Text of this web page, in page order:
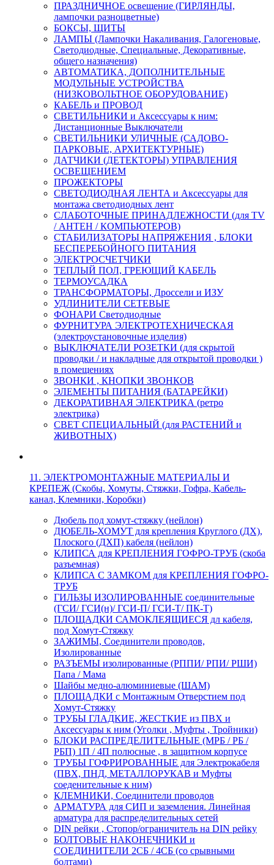
ПРАЗДНИЧНОЕ освещение (ГИРЛЯНДЫ,
лампочки разноцветные)
БОКСЫ, ЩИТЫ
ЛАМПЫ (Лампочки Накаливания, Галогеновые,
Светодиодные, Специальные, Декоративные,
общего назначения)
АВТОМАТИКА, ДОПОЛНИТЕЛЬНЫЕ
МОДУЛЬНЫЕ УСТРОЙСТВА
(НИЗКОВОЛЬТНОЕ ОБОРУДОВАНИЕ)
КАБЕЛЬ и ПРОВОД
СВЕТИЛЬНИКИ и Аксессуары к ним:
Дистанционные Выключатели
СВЕТИЛЬНИКИ УЛИЧНЫЕ (САДОВО-
ПАРКОВЫЕ, АРХИТЕКТУРНЫЕ)
ДАТЧИКИ (ДЕТЕКТОРЫ) УПРАВЛЕНИЯ
ОСВЕЩЕНИЕМ
ПРОЖЕКТОРЫ
СВЕТОДИОДНАЯ ЛЕНТА и Аксессуары для
монтажа светодиодных лент
СЛАБОТОЧНЫЕ ПРИНАДЛЕЖНОСТИ (для TV
/ АНТЕН / КОМПЬЮТЕРОВ)
СТАБИЛИЗАТОРЫ НАПРЯЖЕНИЯ , БЛОКИ
БЕСПЕРЕБОЙНОГО ПИТАНИЯ
ЭЛЕКТРОСЧЕТЧИКИ
ТЕПЛЫЙ ПОЛ, ГРЕЮЩИЙ КАБЕЛЬ
ТЕРМОУСАДКА
ТРАНСФОРМАТОРЫ, Дроссели и ИЗУ
УДЛИНИТЕЛИ СЕТЕВЫЕ
ФОНАРИ Светодиодные
ФУРНИТУРА ЭЛЕКТРОТЕХНИЧЕСКАЯ
(электроустановочные изделия)
ВЫКЛЮЧАТЕЛИ РОЗЕТКИ (для скрытой
проводки / и накладные для открытой проводки )
в помещениях
ЗВОНКИ , КНОПКИ ЗВОНКОВ
ЭЛЕМЕНТЫ ПИТАНИЯ (БАТАРЕЙКИ)
ДЕКОРАТИВНАЯ ЭЛЕКТРИКА (ретро
электрика)
СВЕТ СПЕЦИАЛЬНЫЙ (для РАСТЕНИЙ и
ЖИВОТНЫХ)
11. ЭЛЕКТРОМОНТАЖНЫЕ МАТЕРИАЛЫ И
КРЕПЕЖ (Скобы, Хомуты, Стяжки, Гофра, Кабель-
канал, Клемники, Коробки)
Дюбель под хомут-стяжку (нейлон)
ДЮБЕЛЬ-ХОМУТ для крепления Круглого (ДХ),
Плоского (ДХП) кабеля (нейлон)
КЛИПСА для КРЕПЛЕНИЯ ГОФРО-ТРУБ (скоба
разъемная)
КЛИПСА С ЗАМКОМ для КРЕПЛЕНИЯ ГОФРО-
ТРУБ
ГИЛЬЗЫ ИЗОЛИРОВАННЫЕ соединительные
(ГСИ/ ГСИ(н)/ ГСИ-П/ ГСИ-Т/ ПК-Т)
ПЛОЩАДКИ САМОКЛЕЯЩИЕСЯ дл кабеля,
под Хомут-Стяжку
ЗАЖИМЫ, Соединители проводов,
Изолированные
РАЗЪЕМЫ изолированные (РППИ/ РПИ/ РШИ)
Папа / Мама
Шайбы медно-алюминиевые (ШАМ)
ПЛОЩАДКИ с Монтажным Отверстием под
Хомут-Стяжку
ТРУБЫ ГЛАДКИЕ, ЖЕСТКИЕ из ПВХ и
Аксессуары к ним (Уголки , Муфты , Тройники)
БЛОКИ РАСПРЕДЕЛИТЕЛЬНЫЕ (МРБ / РБ /
РБП) 1П / 4П полюсные , в защитном корпусе
ТРУБЫ ГОФРИРОВАННЫЕ для Электрокабеля
(ПВХ, ПНД, МЕТАЛЛОРУКАВ и Муфты
соеденительные к ним)
КЛЕМНИКИ, Соединители проводов
АРМАТУРА для СИП и заземления. Линейная
арматура для распределительных сетей
DIN рейки , Стопор/ограничитель на DIN рейку
БОЛТОВЫЕ НАКОНЕЧНИКИ и
СОЕДИНИТЕЛИ 2СБ / 4СБ (со срывными
болтами)